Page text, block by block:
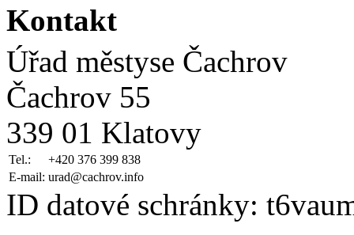
Kontakt
Úřad městyse Čachrov
Čachrov 55
339 01 Klatovy
Tel.:
+420 376 399 838
E-mail: urad@cachrov.info
ID datové schránky: